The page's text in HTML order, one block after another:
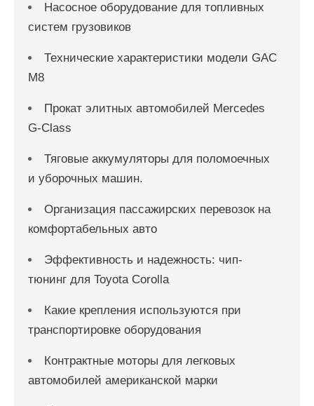
Насосное оборудование для топливных
систем грузовиков
Технические характеристики модели GAC
M8
Прокат элитных автомобилей Mercedes
G-Class
Тяговые аккумуляторы для поломоечных
и уборочных машин.
Организация пассажирских перевозок на
комфортабельных авто
Эффективность и надежность: чип-
тюнинг для Toyota Corolla
Какие крепления используются при
транспортировке оборудования
Контрактные моторы для легковых
автомобилей американской марки